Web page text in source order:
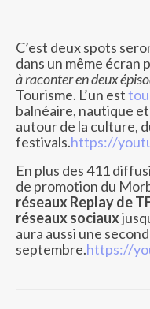
C’est deux spots
dans un même écran
à raconter en deux
Tourisme. L’un est
balnéaire, nautique et
autour de la culture,
festivals.https://
En plus des 411
de promotion du
réseaux Replay de
réseaux sociaux
aura aussi une
septembre.https://